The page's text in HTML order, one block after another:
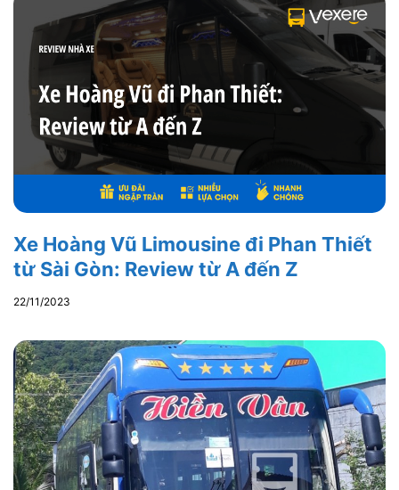
Xe Hoàng Vũ Limousine đi Phan Thiết
từ Sài Gòn: Review từ A đến Z
22/11/2023